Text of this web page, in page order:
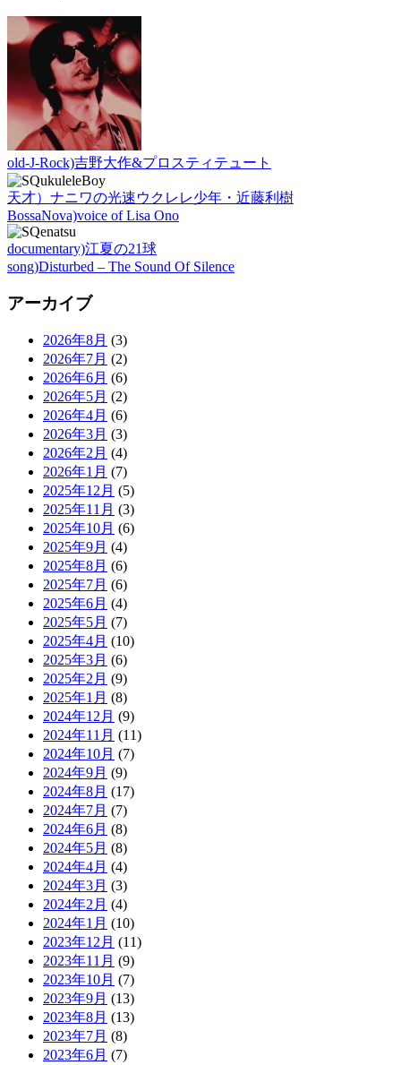
old-J-Rock)吉野大作&プロスティテュート
天才）ナニワの光速ウクレレ少年・近藤利樹
BossaNova)voice of Lisa Ono
documentary)江夏の21球
song)Disturbed – The Sound Of Silence
アーカイブ
2026年8月 (3)
2026年7月 (2)
2026年6月 (6)
2026年5月 (2)
2026年4月 (6)
2026年3月 (3)
2026年2月 (4)
2026年1月 (7)
2025年12月 (5)
2025年11月 (3)
2025年10月 (6)
2025年9月 (4)
2025年8月 (6)
2025年7月 (6)
2025年6月 (4)
2025年5月 (7)
2025年4月 (10)
2025年3月 (6)
2025年2月 (9)
2025年1月 (8)
2024年12月 (9)
2024年11月 (11)
2024年10月 (7)
2024年9月 (9)
2024年8月 (17)
2024年7月 (7)
2024年6月 (8)
2024年5月 (8)
2024年4月 (4)
2024年3月 (3)
2024年2月 (4)
2024年1月 (10)
2023年12月 (11)
2023年11月 (9)
2023年10月 (7)
2023年9月 (13)
2023年8月 (13)
2023年7月 (8)
2023年6月 (7)